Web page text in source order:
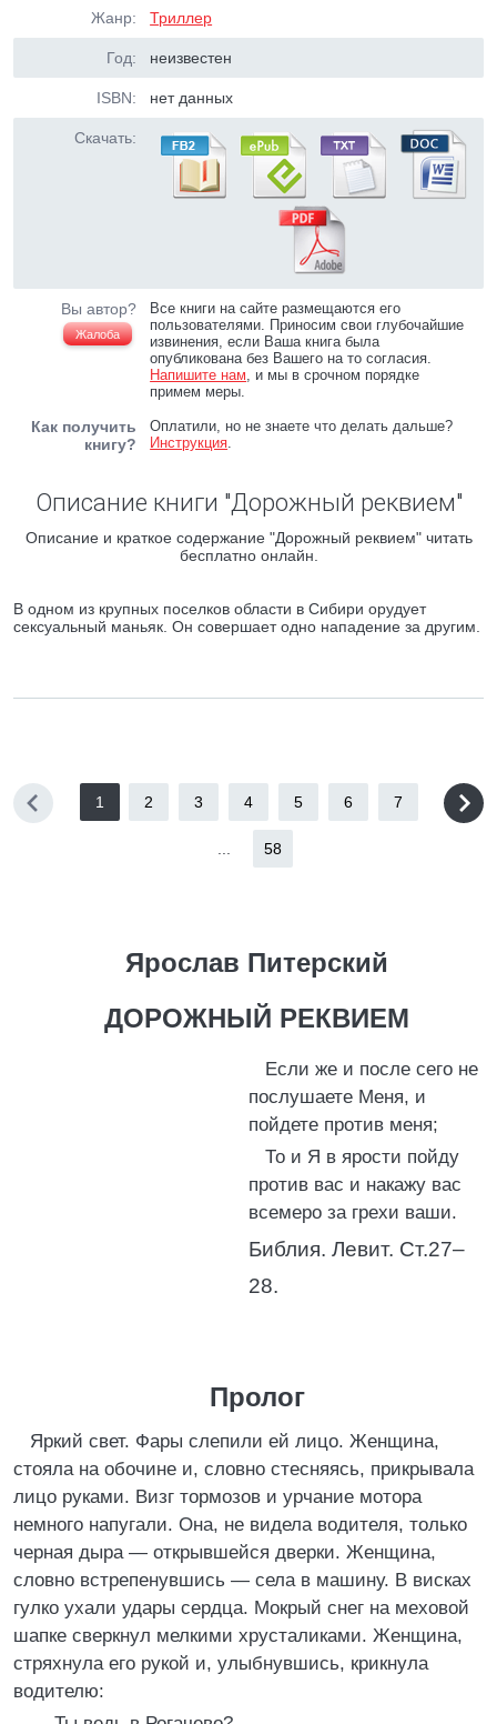
Жанр: Триллер
Год: неизвестен
ISBN: нет данных
Скачать:
Вы автор?
Жалоба
Все книги на сайте размещаются его
пользователями. Приносим свои глубочайшие
извинения, если Ваша книга была
опубликована без Вашего на то согласия.
Напишите нам, и мы в срочном порядке
примем меры.
Как получить
книгу?
Оплатили, но не знаете что делать дальше?
Инструкция.
Описание книги "Дорожный реквием"
Описание и краткое содержание "Дорожный реквием" читать
бесплатно онлайн.
В одном из крупных поселков области в Сибири орудует
сексуальный маньяк. Он совершает одно нападение за другим.
1 2 3 4 5 6 7
58
Ярослав Питерский
ДОРОЖНЫЙ РЕКВИЕМ
Если же и после сего не
послушаете Меня, и
пойдете против меня;
То и Я в ярости пойду
против вас и накажу вас
всемеро за грехи ваши.
Библия. Левит. Ст.27–
28.
Пролог
Яркий свет. Фары слепили ей лицо. Женщина,
стояла на обочине и, словно стесняясь, прикрывала
лицо руками. Визг тормозов и урчание мотора
немного напугали. Она, не видела водителя, только
черная дыра — открывшейся дверки. Женщина,
словно встрепенувшись — села в машину. В висках
гулко ухали удары сердца. Мокрый снег на меховой
шапке сверкнул мелкими хрусталиками. Женщина,
стряхнула его рукой и, улыбнувшись, крикнула
водителю: